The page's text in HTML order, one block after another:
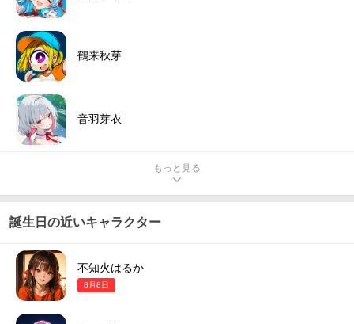
鶴来秋芽
音羽芽衣
もっと見る
誕生日の近いキャラクター
不知火はるか
8月8日